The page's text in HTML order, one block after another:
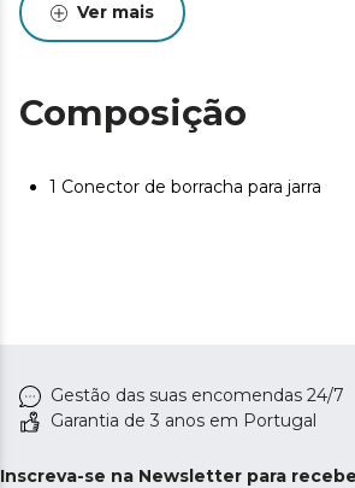
Ver mais
Composição
1 Conector de borracha para jarra
Gestão das suas encomendas 24/7
Garantia de 3 anos em Portugal
Inscreva-se na Newsletter para